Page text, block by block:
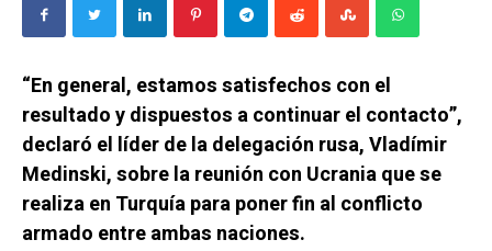
“En general, estamos satisfechos con el
resultado y dispuestos a continuar el contacto”,
declaró el líder de la delegación rusa, Vladímir
Medinski, sobre la reunión con Ucrania que se
realiza en Turquía para poner fin al conflicto
armado entre ambas naciones.